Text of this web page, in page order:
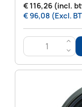
€ 116,26 (incl.
€ 96,08 (Excl.
>
<